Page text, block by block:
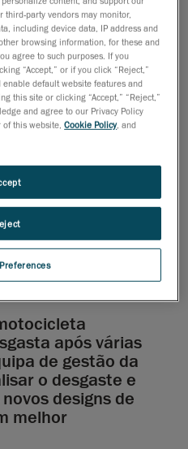
entanto, motocicletas
para suportar condições
ao limite na pista de
parâmetros da peça
uma corrida.
deve ser capaz de medir
na pista e não apenas
formas e
tecnologia de medição 3D
sem preparação de
por apalpação, a
visão geral da peça
de pontos discretos.
após várias
de gestão da
o desgaste e
designs de
melhor
third-party vendors may monitor,
including device data, IP address and
browsing information, for these and
agree to such purposes. If you
“Accept,” or if you click “Reject,”
default website features and
this site or clicking “Accept,” “Reject,”
and agree to our Privacy Policy
of this website,Cookie Policy, and